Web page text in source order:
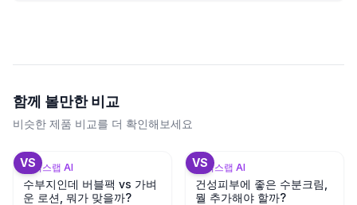
함께 볼만한 비교
비슷한 제품 비교를 더 확인해보세요
VS
뷰틱스랩 AI
수부지인데 버블팩 vs 가벼
운 로션, 뭐가 맞을까?
VS
뷰틱스랩 AI
건성피부에 좋은 수분크림,
뭘 추가해야 할까?